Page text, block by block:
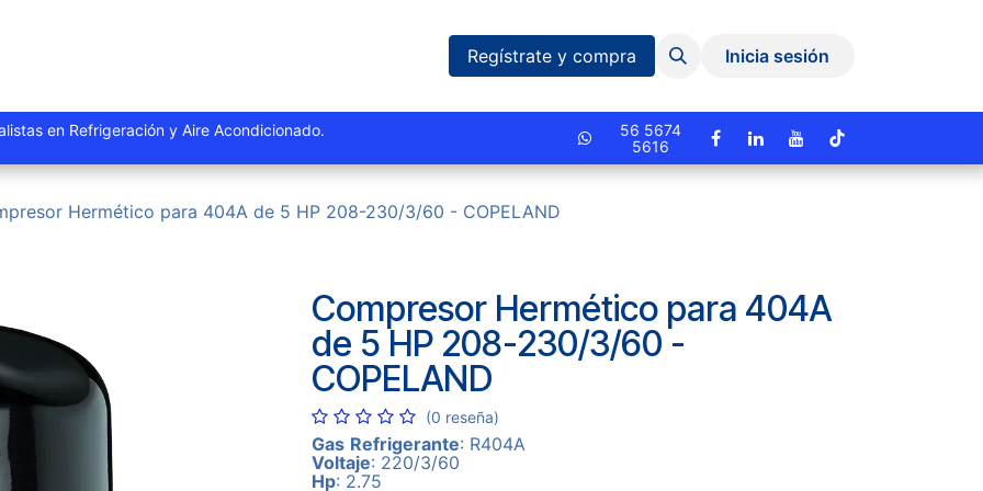
Sucursales Eventos y Capacitaciones Quiniela
Regístrate y compra Inicia sesión
y especialistas en Refrigeración y Aire Acondicionado.
56 5674
5616
Hermético para 404A de 5 HP 208-230/3/60 - COPELAND
Compresor Hermético para 404A
de 5 HP 208-230/3/60 -
COPELAND
(0 reseña)
Gas Refrigerante: R404A
Voltaje: 220/3/60
Hp: 2.75